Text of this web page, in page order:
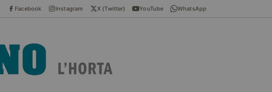
Facebook Instagram X (Twitter) YouTube WhatsApp